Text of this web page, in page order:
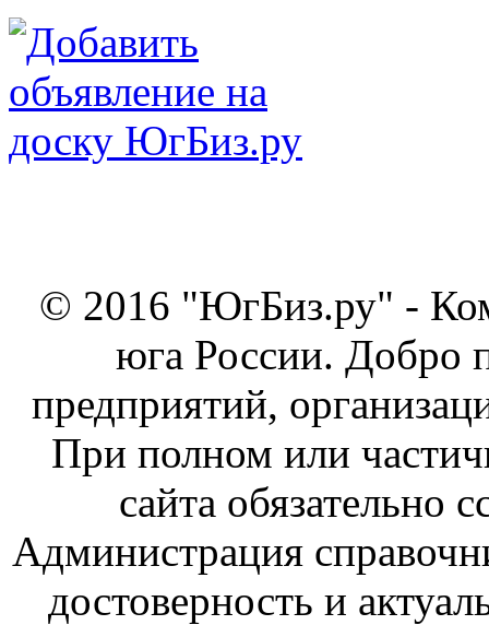
© 2016 "ЮгБиз.ру" -
юга России. Добро
предприятий,
При полном или
сайта обязательно
Администрация
достоверность и